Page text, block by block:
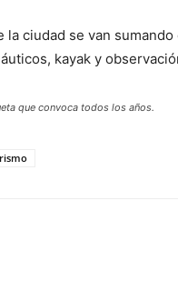
la ciudad se van
kayak y
que convoca todos los años.